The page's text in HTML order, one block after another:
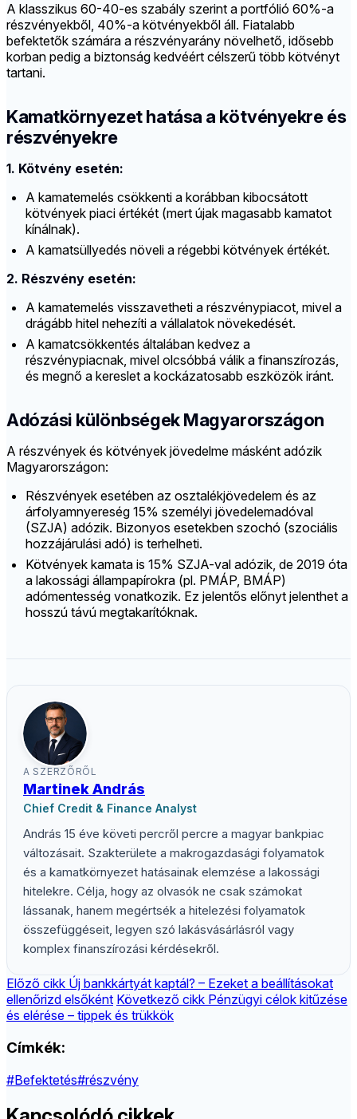
A klasszikus 60-40-es szabály szerint a portfólió 60%-a
részvényekből, 40%-a kötvényekből áll. Fiatalabb
befektetők számára a részvényarány növelhető, idősebb
korban pedig a biztonság kedvéért célszerű több kötvényt
tartani.
Kamatkörnyezet hatása a kötvényekre és
részvényekre
1. Kötvény esetén:
A kamatemelés csökkenti a korábban kibocsátott
kötvények piaci értékét (mert újak magasabb kamatot
kínálnak).
A kamatsüllyedés növeli a régebbi kötvények értékét.
2. Részvény esetén:
A kamatemelés visszavetheti a részvénypiacot, mivel a
drágább hitel nehezíti a vállalatok növekedését.
A kamatcsökkentés általában kedvez a
részvénypiacnak, mivel olcsóbbá válik a finanszírozás,
és megnő a kereslet a kockázatosabb eszközök iránt.
Adózási különbségek Magyarországon
A részvények és kötvények jövedelme másként adózik
Magyarországon:
Részvények esetében az osztalékjövedelem és az
árfolyamnyereség 15% személyi jövedelemadóval
(SZJA) adózik. Bizonyos esetekben szochó (szociális
hozzájárulási adó) is terhelheti.
Kötvények kamata is 15% SZJA-val adózik, de 2019 óta
a lakossági állampapírokra (pl. PMÁP, BMÁP)
adómentesség vonatkozik. Ez jelentős előnyt jelenthet a
hosszú távú megtakarítóknak.
A SZERZŐRŐL
Martinek András
Chief Credit & Finance Analyst
András 15 éve követi percről percre a magyar bankpiac
változásait. Szakterülete a makrogazdasági folyamatok
és a kamatkörnyezet hatásainak elemzése a lakossági
hitelekre. Célja, hogy az olvasók ne csak számokat
lássanak, hanem megértsék a hitelezési folyamatok
összefüggéseit, legyen szó lakásvásárlásról vagy
komplex finanszírozási kérdésekről.
Előző cikk Új bankkártyát kaptál? – Ezeket a beállításokat
ellenőrizd elsőként Következő cikk Pénzügyi célok kitűzése
és elérése – tippek és trükkök
Címkék:
#Befektetés#részvény